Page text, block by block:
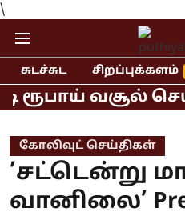
\
சுடச்சுட சிறப்புக்களம்
ரூபாய் வசூல்
கோலிவுட் செய்திகள்
’சட்டென்று
வானிலை’